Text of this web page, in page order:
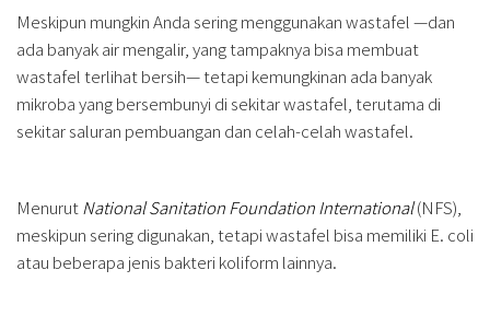
Meskipun mungkin Anda sering menggunakan wastafel —dan
ada banyak air mengalir, yang tampaknya bisa membuat
wastafel terlihat bersih— tetapi kemungkinan ada banyak
mikroba yang bersembunyi di sekitar wastafel, terutama di
sekitar saluran pembuangan dan celah-celah wastafel.
MenurutNational Sanitation FoundationInternational(NFS),
meskipun sering digunakan, tetapi wastafel bisa memiliki E. coli
atau beberapa jenis bakteri koliform lainnya.